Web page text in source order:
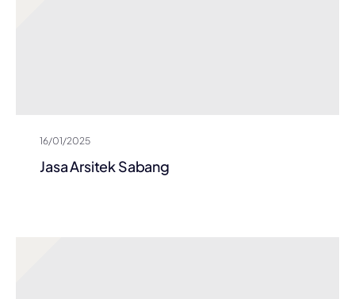
16/01/2025
Jasa Arsitek Sabang